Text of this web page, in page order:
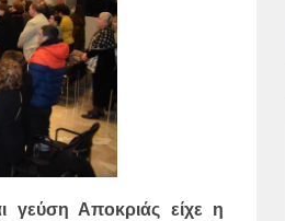
γεύση Αποκριάς είχε η